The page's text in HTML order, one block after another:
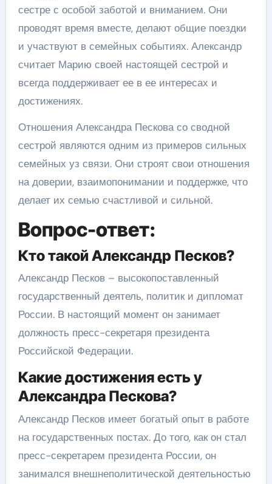
сестре с особой заботой и вниманием. Они
проводят время вместе, делают общие поездки
и участвуют в семейных событиях. Александр
считает Марию своей настоящей сестрой и
всегда поддерживает ее в ее интересах и
достижениях.
Отношения Александра Пескова со сводной
сестрой являются одним из примеров сильных
семейных уз связи. Они строят свои отношения
на доверии, взаимопонимании и поддержке, что
делает их семью счастливой и сильной.
Вопрос-ответ:
Кто такой Александр Песков?
Александр Песков – высокопоставленный
государственный деятель, политик и дипломат
России. В настоящий момент он занимает
должность пресс-секретаря президента
Российской Федерации.
Какие достижения есть у
Александра Пескова?
Александр Песков имеет богатый опыт в работе
на государственных постах. До того, как он стал
пресс-секретарем президента России, он
занимался внешнеполитической деятельностью